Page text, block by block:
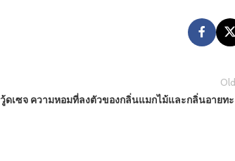
วู้ดเซจ ความหอมที่ลงตัวของกลิ่นแมกไม้และกลิ่นอายทะ